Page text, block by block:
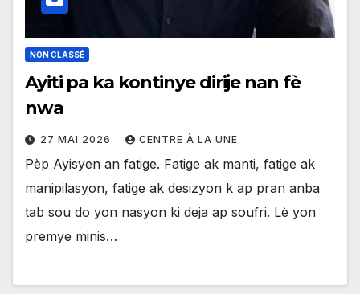
NON CLASSÉ
Ayiti pa ka kontinye dirije nan fè
nwa
27 MAI 2026 CENTRE À LA UNE
Pèp Ayisyen an fatige. Fatige ak manti, fatige ak
manipilasyon, fatige ak desizyon k ap pran anba
tab sou do yon nasyon ki deja ap soufri. Lè yon
premye minis…